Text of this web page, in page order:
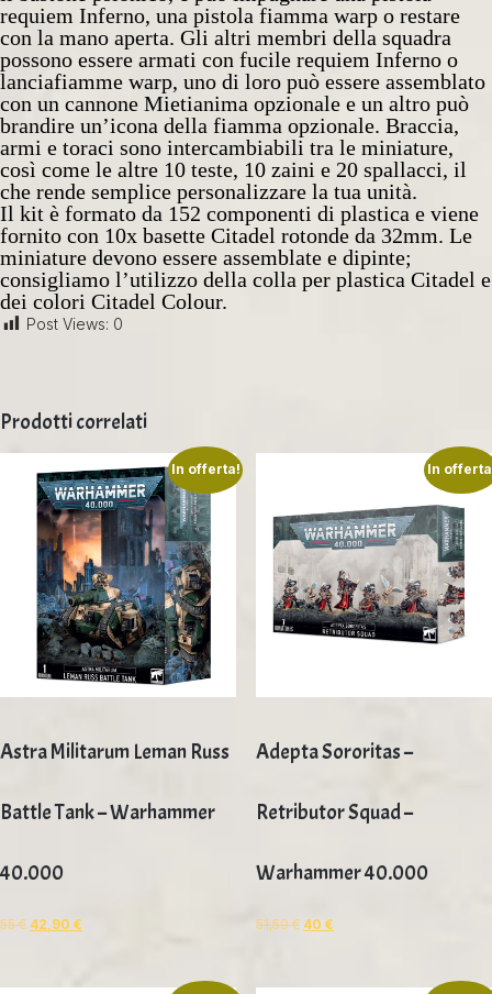
requiem Inferno, una pistola fiamma warp o restare
con la mano aperta. Gli altri membri della squadra
possono essere armati con fucile requiem Inferno o
lanciafiamme warp, uno di loro può essere assemblato
con un cannone Mietianima opzionale e un altro può
brandire un’icona della fiamma opzionale. Braccia,
armi e toraci sono intercambiabili tra le miniature,
così come le altre 10 teste, 10 zaini e 20 spallacci, il
che rende semplice personalizzare la tua unità.
Il kit è formato da 152 componenti di plastica e viene
fornito con 10x basette Citadel rotonde da 32mm. Le
miniature devono essere assemblate e dipinte;
consigliamo l’utilizzo della colla per plastica Citadel e
dei colori Citadel Colour.
Post Views: 0
Prodotti correlati
In offerta!
Astra Militarum Leman Russ
Battle Tank – Warhammer
40.000
55€ 42,90 €
In
Adepta Sororitas –
Retributor Squad –
Warhammer 40.000
51,50€ 40 €